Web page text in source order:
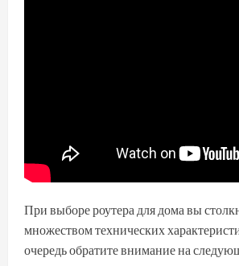
При выборе роутера для дома вы
множеством технических
очередь обратите внимание на